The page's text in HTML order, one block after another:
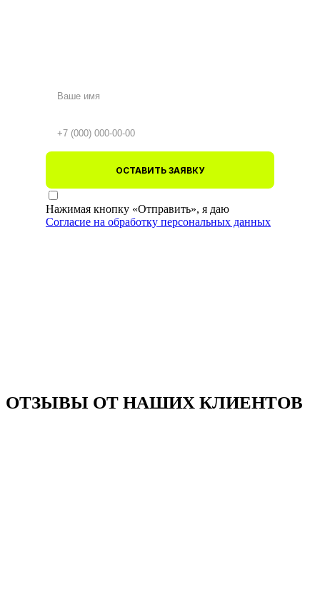
ОСТАВИТЬ ЗАЯВКУ
Нажимая кнопку «Отправить», я даю
Согласие на обработку персональных данных
ОТЗЫВЫ ОТ НАШИХ КЛИЕНТОВ